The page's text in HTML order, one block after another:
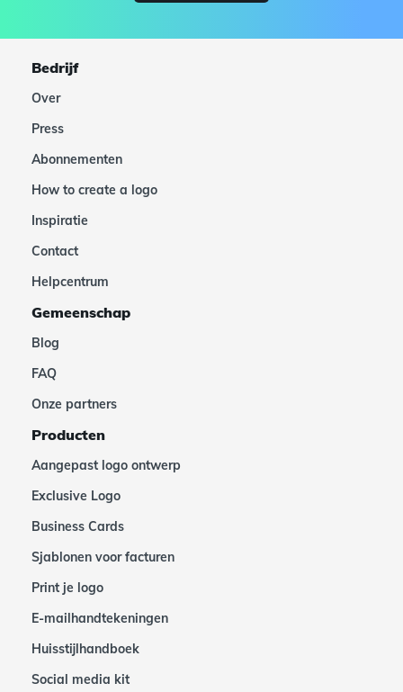
Bedrijf
Over
Press
Abonnementen
How to create a logo
Inspiratie
Contact
Helpcentrum
Gemeenschap
Blog
FAQ
Onze partners
Producten
Aangepast logo ontwerp
Exclusive Logo
Business Cards
Sjablonen voor facturen
Print je logo
E-mailhandtekeningen
Huisstijlhandboek
Social media kit